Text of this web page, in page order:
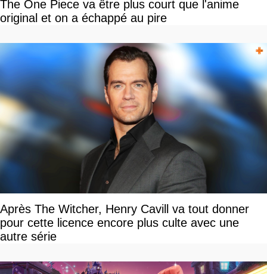
The One Piece va être plus court que l'anime
original et on a échappé au pire
Après The Witcher, Henry Cavill va tout donner
pour cette licence encore plus culte avec une
autre série